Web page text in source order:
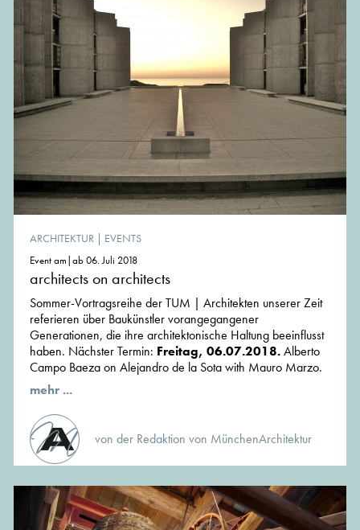
ARCHITEKTUR | EVENTS
Event am|ab 06. Juli 2018
architects on architects
Sommer-Vortragsreihe der TUM | Architekten unserer Zeit
referieren über Baukünstler vorangegangener
Generationen, die ihre architektonische Haltung beeinflusst
haben. Nächster Termin: Freitag, 06.07.2018.Alberto
Campo Baeza on Alejandro de la Sota with Mauro Marzo.
mehr ...
von der Redaktion von MünchenArchitektur